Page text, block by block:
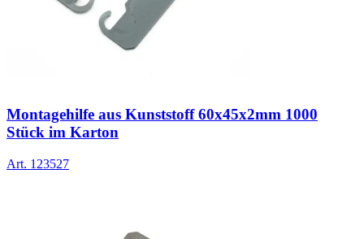
Montagehilfe aus Kunststoff 60x45x2mm 1000
Stück im Karton
Art. 123527